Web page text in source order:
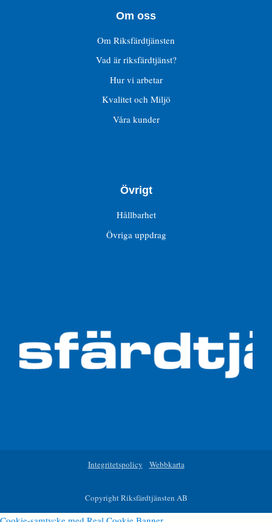
Om oss
Om Riksfärdtjänsten
Vad är riksfärdtjänst?
Hur vi arbetar
Kvalitet och Miljö
Våra kunder
Övrigt
Hållbarhet
Övriga uppdrag
Integritetspolicy Webbkarta
Copyright Riksfärdtjänsten AB